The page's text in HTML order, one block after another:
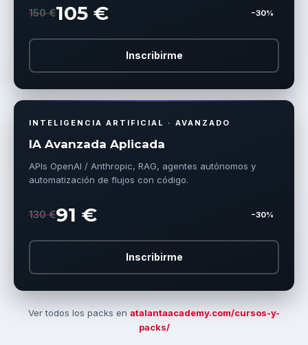
150 €105 € −30%
Inscribirme
INTELIGENCIA ARTIFICIAL · AVANZADO
IA Avanzada Aplicada
APIs OpenAI / Anthropic, RAG, agentes autónomos y
automatización de flujos con código.
130 €91 € −30%
Inscribirme
Ver todos los packs en atalantaacademy.com/cursos-y-
packs/